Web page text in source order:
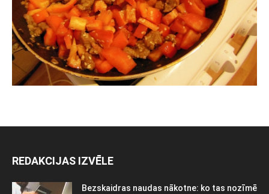
REDAKCIJAS IZVĒLE
Bezskaidras naudas nākotne: ko tas nozīmē